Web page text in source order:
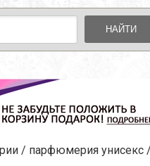
НАБОРЫ
НАБОРЫ
НАБОРЫ
ЛИЦОМ
ТЕЛОМ
НАЙТИ
/ парфюмерия унисекс